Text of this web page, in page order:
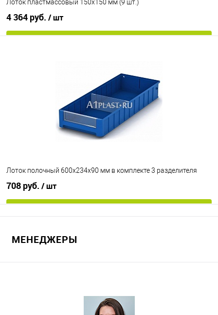
Лоток пластмассовый 150х150 мм (9 шт.)
4 364 руб. / шт
Лоток полочный 600х234х90 мм в комплекте 3 разделителя
708 руб. / шт
В избранное
МЕНЕДЖЕРЫ